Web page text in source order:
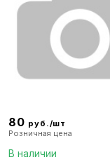
80 руб./шт
Розничная цена
В наличии